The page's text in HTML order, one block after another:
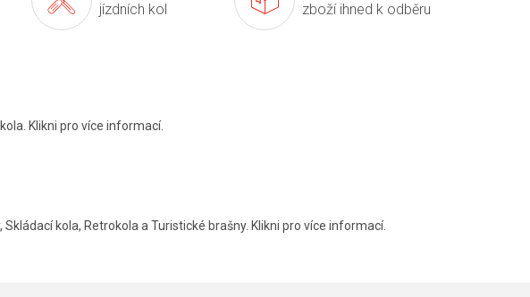
jízdních kol
zboží ihned k odběru
Klikni pro více informací.
kola, Retrokola a Turistické brašny. Klikni pro více informací.